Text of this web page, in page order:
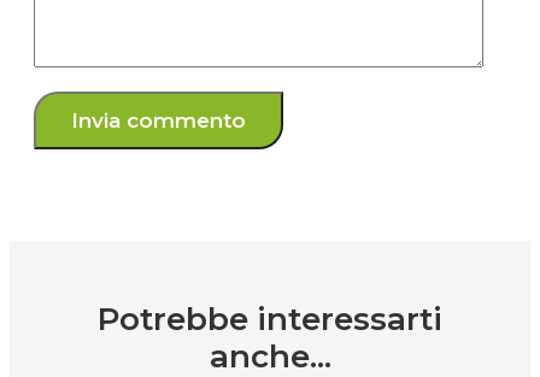
Potrebbe interessarti
anche...